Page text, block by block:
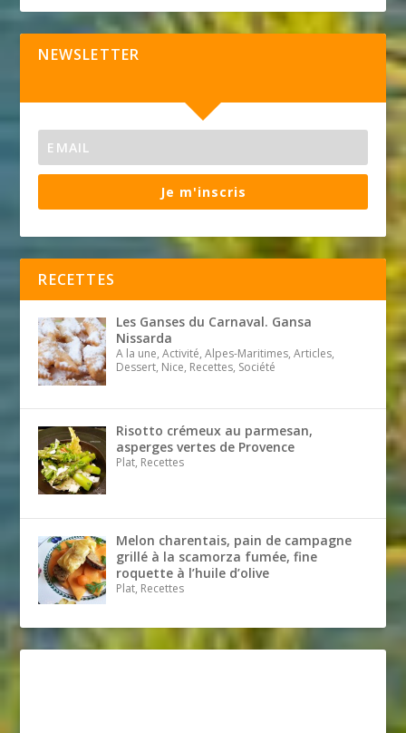
NEWSLETTER
Je m'inscris
RECETTES
Les Ganses du Carnaval. Gansa
Nissarda
A la une, Activité, Alpes-Maritimes, Articles,
Dessert, Nice, Recettes, Société
Risotto crémeux au parmesan,
asperges vertes de Provence
Plat, Recettes
Melon charentais, pain de campagne
grillé à la scamorza fumée, fine
roquette à l’huile d’olive
Plat, Recettes